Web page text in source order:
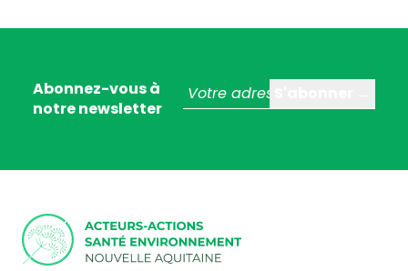
Abonnez-vous à
notre newsletter